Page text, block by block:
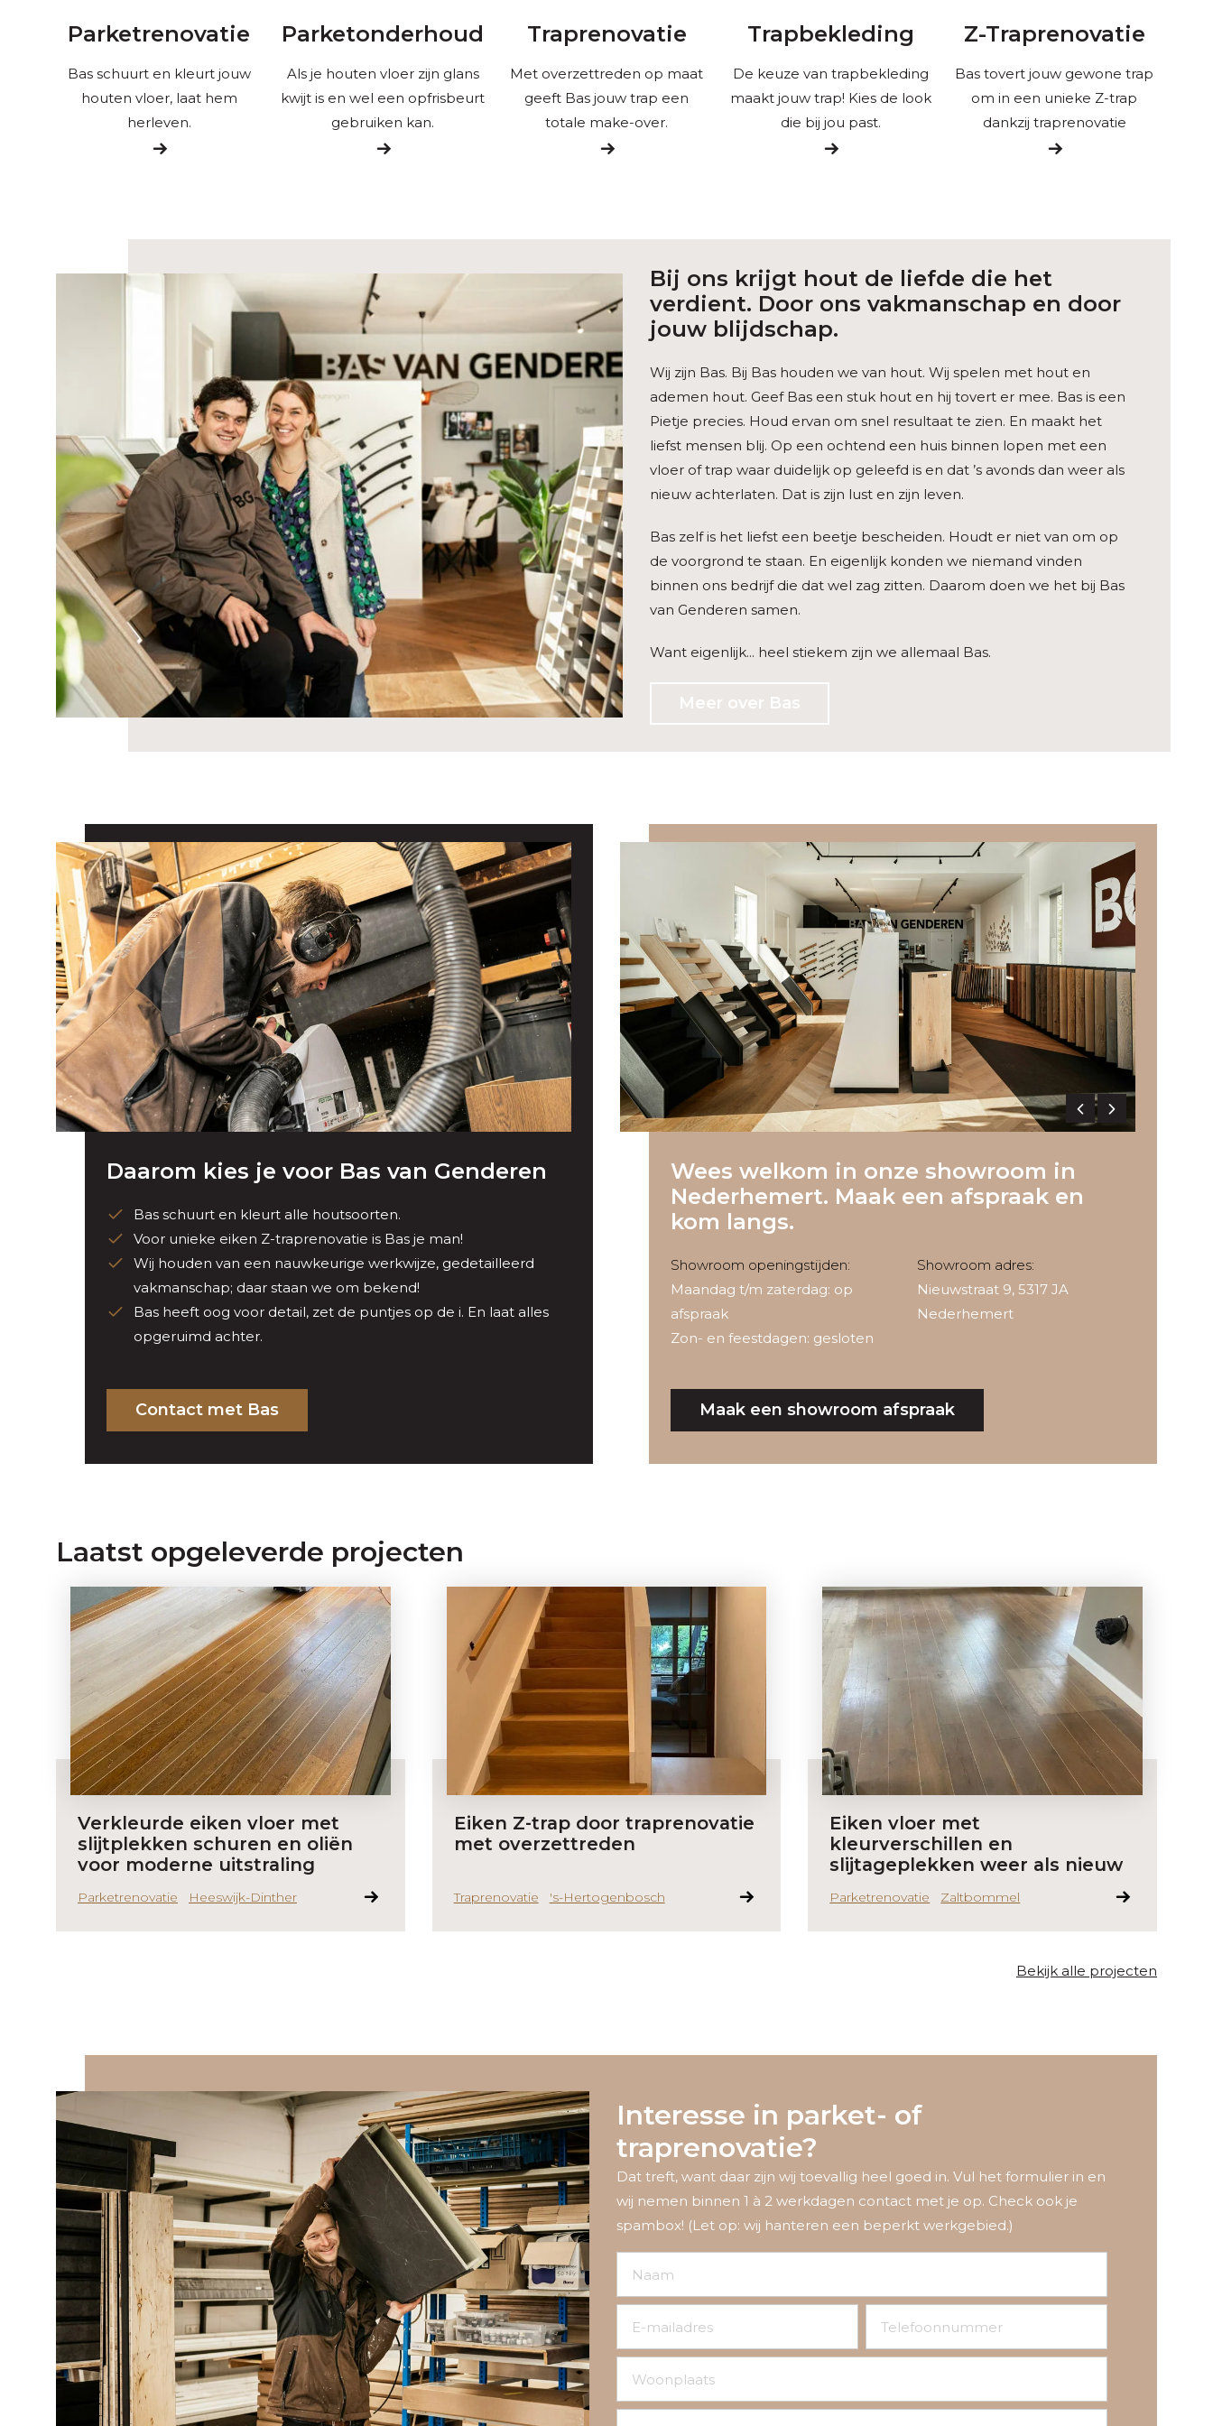
Parketrenovatie
Bas schuurt en kleurt jouw
houten vloer, laat hem
herleven.
Parketonderhoud
Als je houten vloer zijn glans
kwijt is en wel een opfrisbeurt
gebruiken kan.
Traprenovatie
Met overzettreden op maat
geeft Bas jouw trap een
totale make-over.
Trapbekleding
De keuze van trapbekleding
maakt jouw trap! Kies de look
die bij jou past.
Z-Traprenovatie
Bas tovert jouw gewone trap
om in een unieke Z-trap
dankzij traprenovatie
Bij ons krijgt hout de liefde die het
verdient. Door ons vakmanschap en door
jouw blijdschap.
Wij zijn Bas. Bij Bas houden we van hout. Wij spelen met hout en
ademen hout. Geef Bas een stuk hout en hij tovert er mee. Bas is een
Pietje precies. Houd ervan om snel resultaat te zien. En maakt het
liefst mensen blij. Op een ochtend een huis binnen lopen met een
vloer of trap waar duidelijk op geleefd is en dat ’s avonds dan weer als
nieuw achterlaten. Dat is zijn lust en zijn leven.
Bas zelf is het liefst een beetje bescheiden. Houdt er niet van om op
de voorgrond te staan. En eigenlijk konden we niemand vinden
binnen ons bedrijf die dat wel zag zitten. Daarom doen we het bij Bas
van Genderen samen.
Want eigenlijk... heel stiekem zijn we allemaal Bas.
Meer over Bas
Daarom kies je voor Bas van Genderen
Bas schuurt en kleurt alle houtsoorten.
Voor unieke eiken Z-traprenovatie is Bas je man!
Wij houden van een nauwkeurige werkwijze, gedetailleerd
vakmanschap; daar staan we om bekend!
Bas heeft oog voor detail, zet de puntjes op de i. En laat alles
opgeruimd achter.
Contact met Bas
Wees welkom in onze showroom in
Nederhemert. Maak een afspraak en
kom langs.
Showroom openingstijden:
Maandag t/m zaterdag: op
afspraak
Zon- en feestdagen: gesloten
Showroom adres:
Nieuwstraat 9, 5317 JA
Nederhemert
Maak een showroom afspraak
Laatst opgeleverde projecten
Verkleurde eiken vloer met
slijtplekken schuren en oliën
voor moderne uitstraling
Parketrenovatie Heeswijk-Dinther
Eiken Z-trap door traprenovatie
met overzettreden
Traprenovatie 's-Hertogenbosch
Eiken vloer met
kleurverschillen en
slijtageplekken weer als nieuw
Parketrenovatie Zaltbommel
Bekijk alle projecten
Interesse in parket- of
traprenovatie?
Dat treft, want daar zijn wij toevallig heel goed in. Vul het formulier in en
wij nemen binnen 1 à 2 werkdagen contact met je op. Check ook je
spambox! (Let op: wij hanteren een beperkt werkgebied.)